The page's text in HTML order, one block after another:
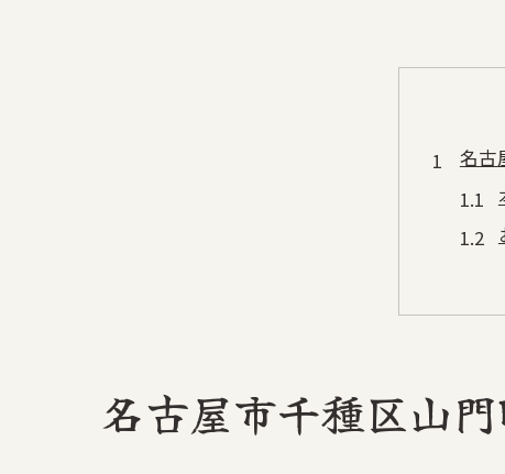
名古
地元
名古屋市千種区山